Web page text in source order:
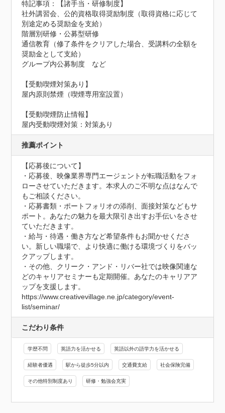
特記事項：【諸手当・研修制度】
社外講習会、公的資格取得奨励制度（取得資格に応じて
別途定める奨励金を支給）
階層別研修・公募型研修
通信教育（修了条件をクリアした場合、受講料の全額を
奨励金として支給）
グループ内公募制度　など
【受動喫煙対策あり】
屋内原則禁煙（喫煙専用室設置）
【受動喫煙防止情報】
屋内受動喫煙対策：対策あり
推薦ポイント
【応募後について】
・応募後、映像業界専門エージェントが転職活動をフォ
ローさせていただきます。本求人のご不明な点はなんで
もご相談ください。
・応募書類・ポートフォリオの添削、面接対策などもサ
ポート。あなたの魅力を最大限引き出すお手伝いをさせ
ていただきます。
・給与・待遇・働き方など希望条件もお聞かせくださ
い。新しい職場で、より快適に働ける環境づくりをバッ
クアップします。
・その他、クリーク・アンド・リバー社では映像関連な
どのキャリアセミナーも定期開催。あなたのキャリアア
ップを支援します。
https://www.creativevillage.ne.jp/category/event-
list/seminar/
こだわり条件
学歴不問 英語力を活かせる 英語以外の語学力を活かせる
経験者優遇 駅から徒歩5分以内 交通費支給 社会保険完備
その他特別制度あり 研修・勉強会充実